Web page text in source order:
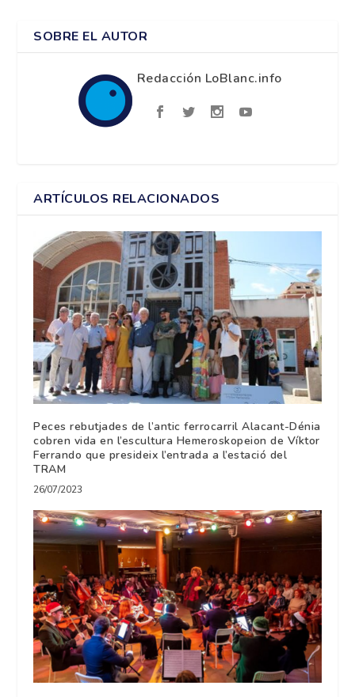
SOBRE EL AUTOR
Redacción LoBlanc.info
ARTÍCULOS RELACIONADOS
Peces rebutjades de l’antic ferrocarril Alacant-Dénia
cobren vida en l’escultura Hemeroskopeion de Víktor
Ferrando que presideix l’entrada a l’estació del
TRAM
26/07/2023